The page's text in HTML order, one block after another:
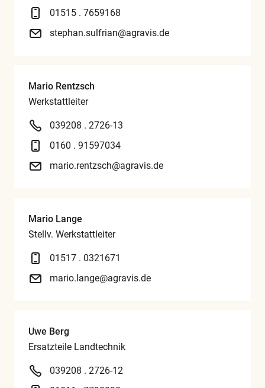
01515 . 7659168
stephan.sulfrian@agravis.de
Mario Rentzsch
Werkstattleiter
039208 . 2726-13
0160 . 91597034
mario.rentzsch@agravis.de
Mario Lange
Stellv. Werkstattleiter
01517 . 0321671
mario.lange@agravis.de
Uwe Berg
Ersatzteile Landtechnik
039208 . 2726-12